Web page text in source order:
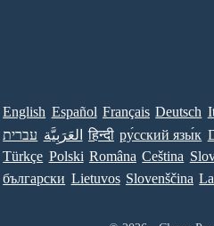
English Español Français Deutsch
עברית العَرَبِيَّة हिन्दी ру́сский язы́к
Türkçe Polski Româna Ceština
български Lietuvos Slovenščina